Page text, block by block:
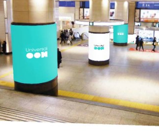
OOH最新事情を知りたい